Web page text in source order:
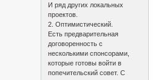
И ряд других локальных
проектов.
2. Оптимистический.
Есть предварительная
договоренность с
несколькими спонсорами,
которые готовы войти в
попечительский совет. С